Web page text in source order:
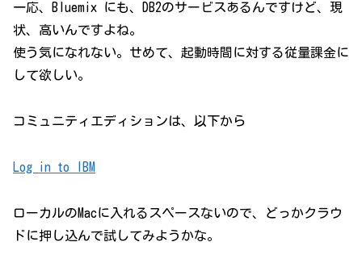
一応、Bluemix にも、DB2のサービスあるんですけど、現
状、高いんですよね。
使う気になれない。せめて、起動時間に対する従量課金に
して欲しい。
コミュニティエディションは、以下から
Log in to IBM
ローカルのMacに入れるスペースないので、どっかクラウ
ドに押し込んで試してみようかな。